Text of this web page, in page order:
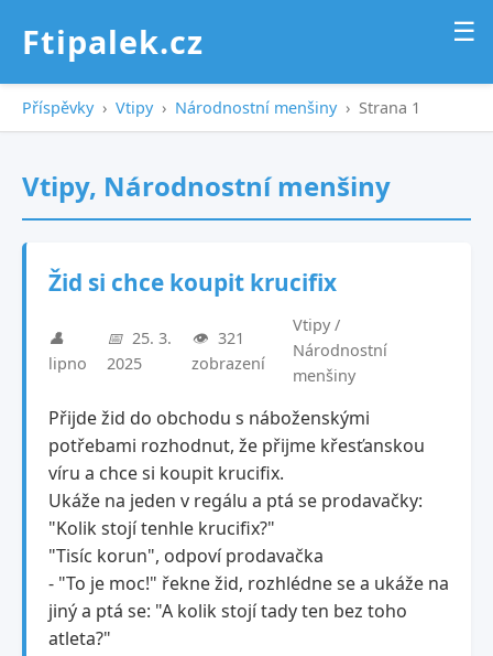
Ftipalek.cz ☰
Příspěvky › Vtipy › Národnostní menšiny › Strana 1
Vtipy, Národnostní menšiny
Žid si chce koupit krucifix
👤
lipno
📅 25. 3.
2025
👁️ 321
zobrazení
Vtipy /
Národnostní
menšiny
Přijde žid do obchodu s náboženskými
potřebami rozhodnut, že přijme křesťanskou
víru a chce si koupit krucifix.
Ukáže na jeden v regálu a ptá se prodavačky:
"Kolik stojí tenhle krucifix?"
"Tisíc korun", odpoví prodavačka
- "To je moc!" řekne žid, rozhlédne se a ukáže na
jiný a ptá se: "A kolik stojí tady ten bez toho
atleta?"